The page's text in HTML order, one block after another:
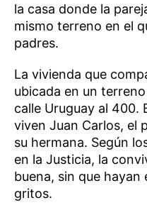
la casa donde la
mismo terreno en el
padres.
La vivienda que
ubicada en un
calle Uruguay al 400.
viven Juan Carlos, el
su hermana. Según
en la Justicia, la
buena, sin que hayan
gritos.